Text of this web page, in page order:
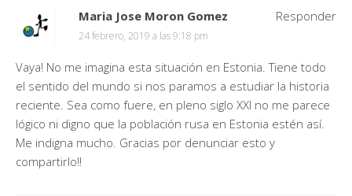
Maria Jose Moron Gomez
24 febrero, 2019 a las 9:18 pm
Vaya! No me imagina esta situación en Estonia. Tiene todo
el sentido del mundo si nos paramos a estudiar la historia
reciente. Sea como fuere, en pleno siglo XXI no me parece
lógico ni digno que la población rusa en Estonia estén así.
Me indigna mucho. Gracias por denunciar esto y
compartirlo!!
Responder